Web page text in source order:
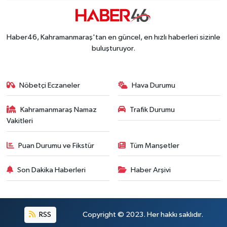
21:05 |
Kahramanmaraş'ta İş Kazası Can Aldı: Reklam
Haber46, Kahramanmaraş'tan en güncel, en hızlı haberleri sizinle
buluşturuyor.
Nöbetçi Eczaneler Hava Durumu
Kahramanmaraş Namaz
Vakitleri
Trafik Durumu
Puan Durumu ve Fikstür Tüm Manşetler
Son Dakika Haberleri Haber Arşivi
RSS Copyright © 2023. Her hakkı saklıdır.